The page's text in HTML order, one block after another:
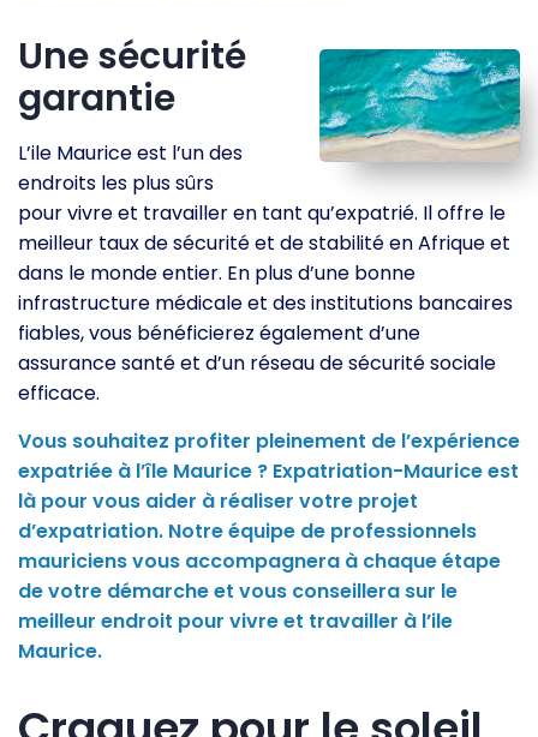
Une sécurité
garantie
L’ile Maurice est l’un des
endroits les plus sûrs
pour vivre et travailler en tant qu’expatrié. Il offre le
meilleur taux de sécurité et de stabilité en Afrique et
dans le monde entier. En plus d’une bonne
infrastructure médicale et des institutions bancaires
fiables, vous bénéficierez également d’une
assurance santé et d’un réseau de sécurité sociale
efficace.
Vous souhaitez profiter pleinement de l’expérience
expatriée à l’île Maurice ? Expatriation-Maurice est
là pour vous aider à réaliser votre projet
d’expatriation. Notre équipe de professionnels
mauriciens vous accompagnera à chaque étape
de votre démarche et vous conseillera sur le
meilleur endroit pour vivre et travailler à l’ile
Maurice.